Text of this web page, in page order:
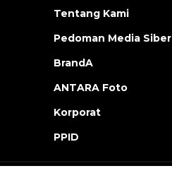
Tentang Kami
Pedoman Media Siber
BrandA
ANTARA Foto
Korporat
PPID